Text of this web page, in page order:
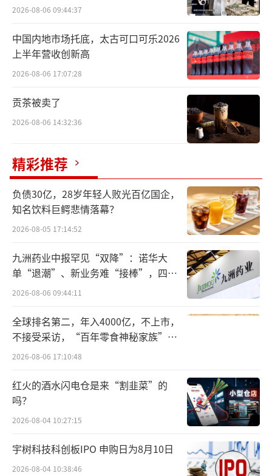
现在，被追赶者反过来成了追赶者。
“DeepSeek时刻”的冲击
春节刚刚过去，全世界迎来了“DeepSeek
时刻”，让DeepSeek仅用了7天时间就完成了
用户数破亿。
所用时间排行显示，ChatGPT耗时2个月仅次于
DeepSeek；TikTok耗时9个月位列第三；拼多
多耗时10个月、微信耗时1年2个月，排名第四
和第五。
用户数只是DeepSeek反超ChatGPT的开
胃菜，最令山姆·奥特曼感到恐惧的是，在免
费的DeepSeek冲击下，没有用户愿意去选择付
费的ChatGPT。
在面临公司最大的挑战之时，OpenAI也有
山姆·奥特曼打出的第一张牌，是降价。
就在DeepSeek导致OpenAI的API订阅量在
两周内暴跌37%的关头，一贯养尊处优的Open
AI慌了，紧急宣布紧急宣布API降价50%，并开
2026-08-06 09:44:37
中国内地市场托底，太古可口可乐2026
上半年营收创新高
2026-08-06 17:07:28
贡茶被卖了
2026-08-06 14:32:36
精彩推荐
负债30亿，28岁年轻人败光百亿国企，
知名饮料巨鳄悲情落幕？
2026-08-05 17:14:52
九洲药业中报罕见“双降”：诺华大
单“退潮”、新业务难“接棒”，四大
难关待闯
2026-08-06 09:44:11
全球排名第二，年入4000亿，不上市，
不接受采访，“百年零食神秘家族”浮
出水面？
2026-08-06 17:10:48
红火的酒水闪电仓是来“割韭菜”的
吗？
2026-08-04 10:27:15
宇树科技科创板IPO 申购日为8月10日
2026-08-04 10:38:46